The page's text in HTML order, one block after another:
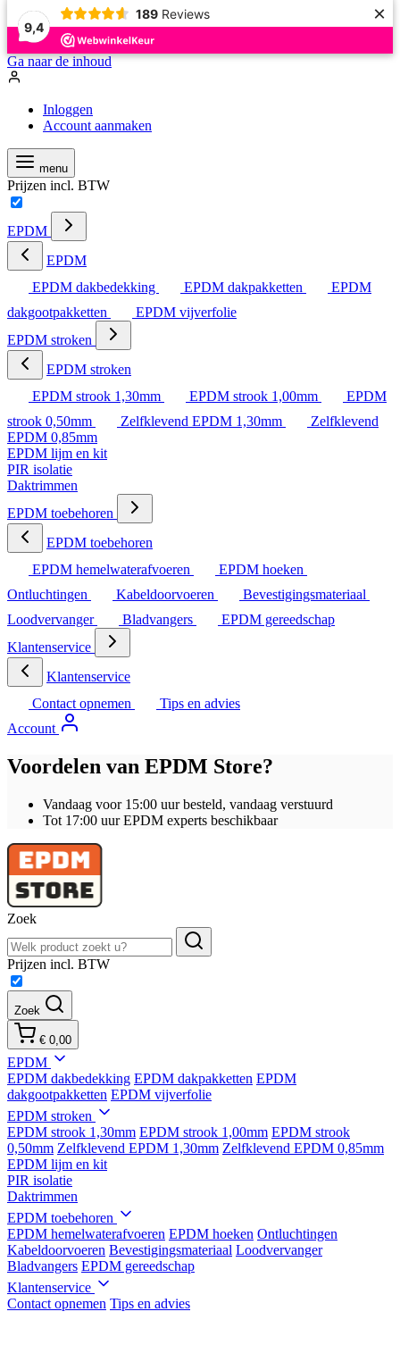
9,4
189 Reviews ×
Ga naar de inhoud
Inloggen
Account aanmaken
menu
Prijzen incl. BTW
EPDM
EPDM
EPDM dakbedekking
EPDM dakpakketten
EPDM
dakgootpakketten
EPDM vijverfolie
EPDM stroken
EPDM stroken
EPDM strook 1,30mm
EPDM strook 1,00mm
EPDM
strook 0,50mm
Zelfklevend EPDM 1,30mm
Zelfklevend
EPDM 0,85mm
EPDM lijm en kit
PIR isolatie
Daktrimmen
EPDM toebehoren
EPDM toebehoren
EPDM hemelwaterafvoeren
EPDM hoeken
Ontluchtingen
Kabeldoorvoeren
Bevestigingsmateriaal
Loodvervanger
Bladvangers
EPDM gereedschap
Klantenservice
Klantenservice
Contact opnemen
Tips en advies
Account
Voordelen van EPDM Store?
Vandaag voor 15:00 uur besteld, vandaag verstuurd
Tot 17:00 uur EPDM experts beschikbaar
Zoek
Prijzen incl. BTW
Zoek
€ 0,00
EPDM
EPDM dakbedekking EPDM dakpakketten EPDM
dakgootpakketten EPDM vijverfolie
EPDM stroken
EPDM strook 1,30mm EPDM strook 1,00mm EPDM strook
0,50mm Zelfklevend EPDM 1,30mm Zelfklevend EPDM 0,85mm
EPDM lijm en kit
PIR isolatie
Daktrimmen
EPDM toebehoren
EPDM hemelwaterafvoeren EPDM hoeken Ontluchtingen
Kabeldoorvoeren Bevestigingsmateriaal Loodvervanger
Bladvangers EPDM gereedschap
Klantenservice
Contact opnemen Tips en advies